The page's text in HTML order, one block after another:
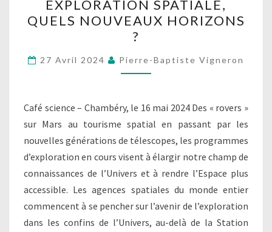
SPATIALE,
QUELS
NOUVEAUX
HORIZONS
?
EXPLORATION SPATIALE,
QUELS NOUVEAUX HORIZONS
?
27 Avril 2024 Pierre-Baptiste Vigneron
Café science – Chambéry, le 16 mai 2024 Des « rovers »
sur Mars au tourisme spatial en passant par les
nouvelles générations de télescopes, les programmes
d’exploration en cours visent à élargir notre champ de
connaissances de l’Univers et à rendre l’Espace plus
accessible. Les agences spatiales du monde entier
commencent à se pencher sur l’avenir de l’exploration
dans les confins de l’Univers, au-delà de la Station